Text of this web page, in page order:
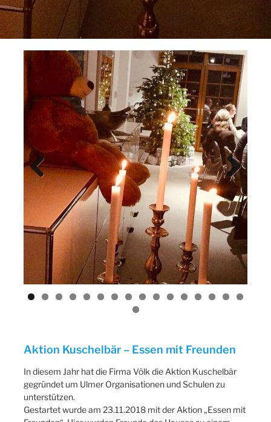
Previ
ous
Next
Aktion Kuschelbär – Essen mit Freunden
In diesem Jahr hat die Firma Völk die Aktion Kuschelbär
gegründet um Ulmer Organisationen und Schulen zu
unterstützen.
Gestartet wurde am 23.11.2018 mit der Aktion „Essen mit